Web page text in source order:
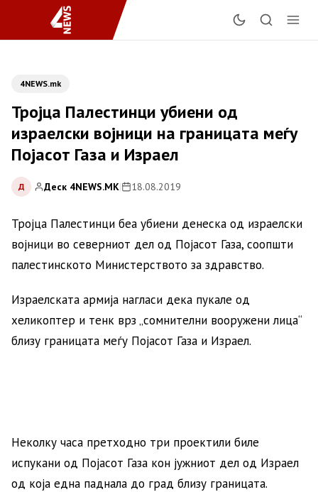
4NEWS.mk
Тројца Палестинци убиени од
израелски војници на границата меѓу
Појасот Газа и Израел
Д Деск 4NEWS.MK| 18.08.2019
Тројца Палестинци беа убиени денеска од израелски
војници во северниот дел од Појасот Газа, соопшти
палестинското Министерството за здравство.
Израелската армија нагласи дека пукале од
хеликоптер и тенк врз „сомнителни вооружени лица“
близу границата меѓу Појасот Газа и Израел.
Неколку часа претходно три проектили биле
испукани од Појасот Газа кон јужниот дел од Израел
од која една паднала до град близу границата.